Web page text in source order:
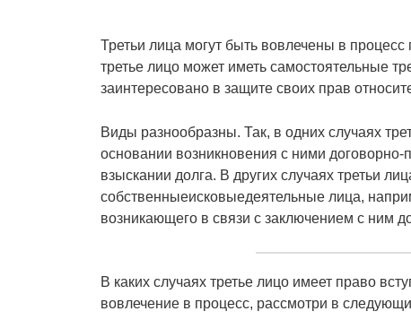
Третьи лица могут быть вовлечены в
третье лицо может иметь самостоятельные
заинтересовано в защите своих прав
Виды разнообразны. Так, в одних случаях
основании возникновения с ними
взыскании долга. В других случаях третьи
собственныеисковыедеятельные лица,
возникающего в связи с заключением с ним
В каких случаях третье лицо имеет право
вовлечение в процесс, рассмотри в